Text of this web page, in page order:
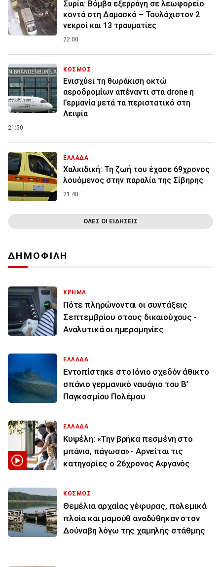
Συρία: Βόμβα εξερράγη σε λεωφορείο
κοντά στη Δαμασκό – Τουλάχιστον 2
νεκροί και 13 τραυματίες
22:00
ΚΟΣΜΟΣ
Ενισχύει τη θωράκιση οκτώ
αεροδρομίων απέναντι στα drone η
Γερμανία μετά τα περιστατικό στη
Λειψία
21:50
ΕΛΛΑΔΑ
Χαλκιδική: Τη ζωή του έχασε 69χρονος
λουόμενος στην παραλία της Σίβηρης
21:48
ΟΛΕΣ ΟΙ ΕΙΔΗΣΕΙΣ
ΔΗΜΟΦΙΛΗ
ΧΡΗΜΑ
Πότε πληρώνονται οι συντάξεις
Σεπτεμβρίου στους δικαιούχους -
Αναλυτικά οι ημερομηνίες
ΕΛΛΑΔΑ
Εντοπίστηκε στο Ιόνιο σχεδόν άθικτο
σπάνιο γερμανικό ναυάγιο του Β’
Παγκοσμίου Πολέμου
ΕΛΛΑΔΑ
Κυψέλη: «Την βρήκα πεσμένη στο
μπάνιο, πάγωσα» - Αρνείται τις
κατηγορίες ο 26χρονος Αφγανός
ΚΟΣΜΟΣ
Θεμέλια αρχαίας γέφυρας, πολεμικά
πλοία και μαμούθ αναδύθηκαν στον
Δούναβη λόγω της χαμηλής στάθμης